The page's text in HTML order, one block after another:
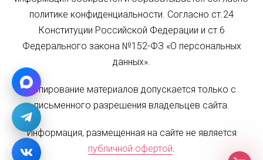
политике конфиденциальности. Согласно ст.24
Конституции Российской Федерации и ст.6
Федерального закона №152-ФЗ «О персональных
данных».
Копирование материалов допускается только с
письменного разрешения владельцев сайта.
Информация, размещенная на сайте не является
публичной офертой.